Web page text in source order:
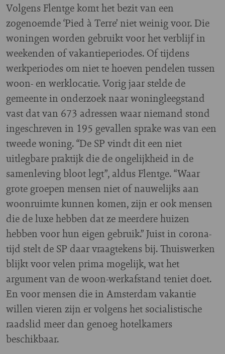
Volgens Flentge komt het bezit van een
zogenoemde ‘Pied à Terre’ niet weinig voor. Die
woningen worden gebruikt voor het verblijf in
weekenden of vakantieperiodes. Of tijdens
werkperiodes om niet te hoeven pendelen tussen
woon- en werklocatie. Vorig jaar stelde de
gemeente in onderzoek naar woningleegstand
vast dat van 673 adressen waar niemand stond
ingeschreven in 195 gevallen sprake was van een
tweede woning. “De SP vindt dit een niet
uitlegbare praktijk die de ongelijkheid in de
samenleving bloot legt”, aldus Flentge. “Waar
grote groepen mensen niet of nauwelijks aan
woonruimte kunnen komen, zijn er ook mensen
die de luxe hebben dat ze meerdere huizen
hebben voor hun eigen gebruik.” Juist in corona-
tijd stelt de SP daar vraagtekens bij. Thuiswerken
blijkt voor velen prima mogelijk, wat het
argument van de woon-werkafstand teniet doet.
En voor mensen die in Amsterdam vakantie
willen vieren zijn er volgens het socialistische
raadslid meer dan genoeg hotelkamers
beschikbaar.